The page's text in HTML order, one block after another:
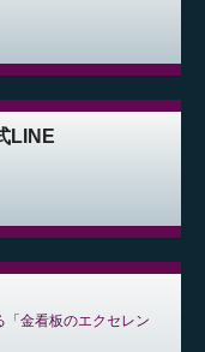
LINE
金看板のエクセレン